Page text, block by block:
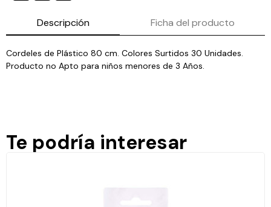
Descripción Ficha del producto
Cordeles de Plástico 80 cm. Colores Surtidos 30 Unidades.
Producto no Apto para niños menores de 3 Años.
Te podría interesar